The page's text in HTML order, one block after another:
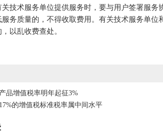
技术服务单位提供服务时，要与用户签署服
务质量的，不得收取费用。有关技术服务单
以乱收费查处。
品增值税率明年起征3%
的增值税标准税率属中间水平